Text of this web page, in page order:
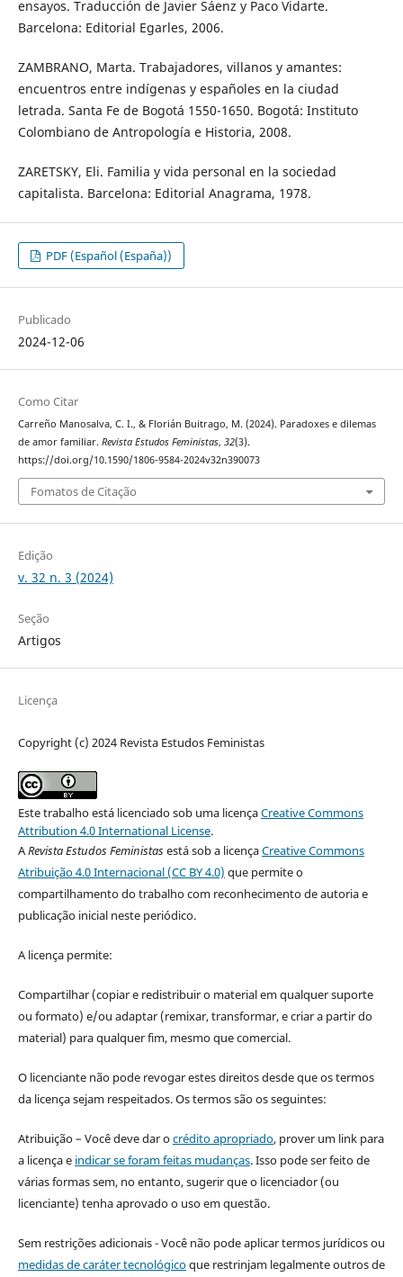
ensayos. Traducción de Javier Sáenz y Paco Vidarte.
Barcelona: Editorial Egarles, 2006.
ZAMBRANO, Marta. Trabajadores, villanos y amantes:
encuentros entre indígenas y españoles en la ciudad
letrada. Santa Fe de Bogotá 1550-1650. Bogotá: Instituto
Colombiano de Antropología e Historia, 2008.
ZARETSKY, Eli. Familia y vida personal en la sociedad
capitalista. Barcelona: Editorial Anagrama, 1978.
PDF (Español (España))
Publicado
2024-12-06
Como Citar
Carreño Manosalva, C. I., & Florián Buitrago, M. (2024). Paradoxes e dilemas
de amor familiar. Revista Estudos Feministas, 32(3).
https://doi.org/10.1590/1806-9584-2024v32n390073
Fomatos de Citação
Edição
v. 32 n. 3 (2024)
Seção
Artigos
Licença
Copyright (c) 2024 Revista Estudos Feministas
Este trabalho está licenciado sob uma licençaCreative Commons
Attribution 4.0 International License.
ARevista Estudos Feministasestá sob a licençaCreative Commons
Atribuição 4.0 Internacional (CC BY 4.0) que permite o
compartilhamento do trabalho com reconhecimento de autoria e
publicação inicial neste periódico.
A licença permite:
Compartilhar (copiar e redistribuir o material em qualquer suporte
ou formato) e/ou adaptar (remixar, transformar, e criar a partir do
material) para qualquer fim, mesmo que comercial.
O licenciante não pode revogar estes direitos desde que os termos
da licença sejam respeitados. Os termos são os seguintes:
Atribuição – Você deve dar ocrédito apropriado, prover um link para
a licença e indicar se foram feitas mudanças. Isso pode ser feito de
várias formas sem, no entanto, sugerir que o licenciador (ou
licenciante) tenha aprovado o uso em questão.
Sem restrições adicionais - Você não pode aplicar termos jurídicos ou
medidas de caráter tecnológicoque restrinjam legalmente outros de